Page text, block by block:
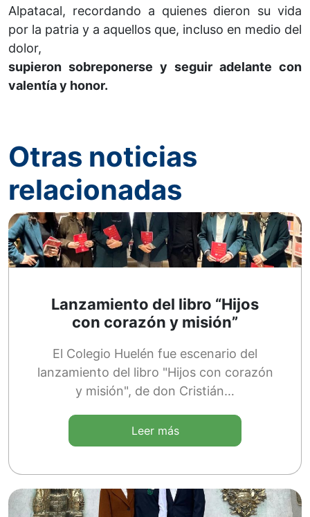
Alpatacal, recordando a quienes dieron su vida
por la patria y a aquellos que, incluso en medio del
dolor,
supieron sobreponerse y seguir adelante con
valentía y honor.
Otras noticias
relacionadas
Lanzamiento del libro “Hijos
con corazón y misión”
El Colegio Huelén fue escenario del
lanzamiento del libro "Hijos con corazón
y misión", de don Cristián…
Leer más